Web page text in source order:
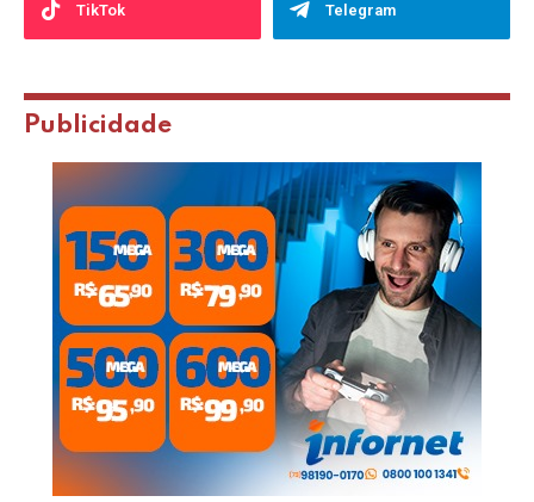
TikTok Telegram
Publicidade